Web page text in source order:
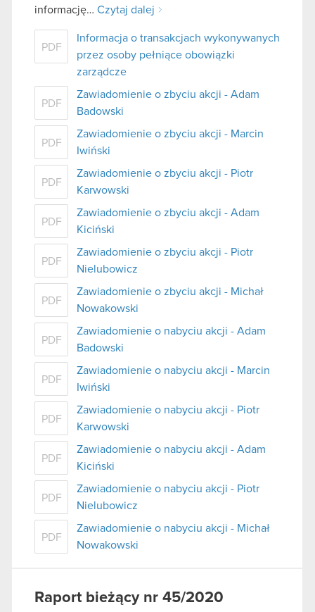
informację… Czytaj dalej
PDF
Informacja o transakcjach wykonywanych
przez osoby pełniące obowiązki
zarządcze
PDF
Zawiadomienie o zbyciu akcji - Adam
Badowski
PDF
Zawiadomienie o zbyciu akcji - Marcin
Iwiński
PDF
Zawiadomienie o zbyciu akcji - Piotr
Karwowski
PDF
Zawiadomienie o zbyciu akcji - Adam
Kiciński
PDF
Zawiadomienie o zbyciu akcji - Piotr
Nielubowicz
PDF
Zawiadomienie o zbyciu akcji - Michał
Nowakowski
PDF
Zawiadomienie o nabyciu akcji - Adam
Badowski
PDF
Zawiadomienie o nabyciu akcji - Marcin
Iwiński
PDF
Zawiadomienie o nabyciu akcji - Piotr
Karwowski
PDF
Zawiadomienie o nabyciu akcji - Adam
Kiciński
PDF
Zawiadomienie o nabyciu akcji - Piotr
Nielubowicz
PDF
Zawiadomienie o nabyciu akcji - Michał
Nowakowski
Raport bieżący nr 45/2020